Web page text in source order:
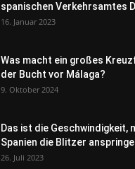
spanischen Verkehrsamtes
16. Januar 2023
Was macht ein großes
der Bucht vor Málaga?
9. Oktober 2024
Das ist die Geschwindigkeit,
Spanien die Blitzer
26. Juli 2023